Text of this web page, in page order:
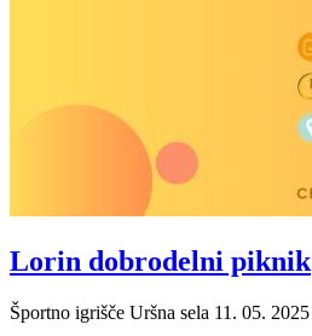
Lorin dobrodelni piknik
Športno igrišče Uršna sela 11. 05. 2025